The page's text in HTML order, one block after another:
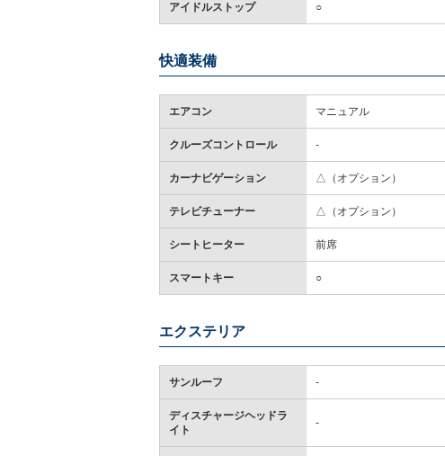
アイドルストップ ○
快適装備
エアコン マニュアル
クルーズコントロール -
カーナビゲーション △（オプション）
テレビチューナー △（オプション）
シートヒーター 前席
スマートキー ○
エクステリア
サンルーフ -
ディスチャージヘッドラ
イト
-